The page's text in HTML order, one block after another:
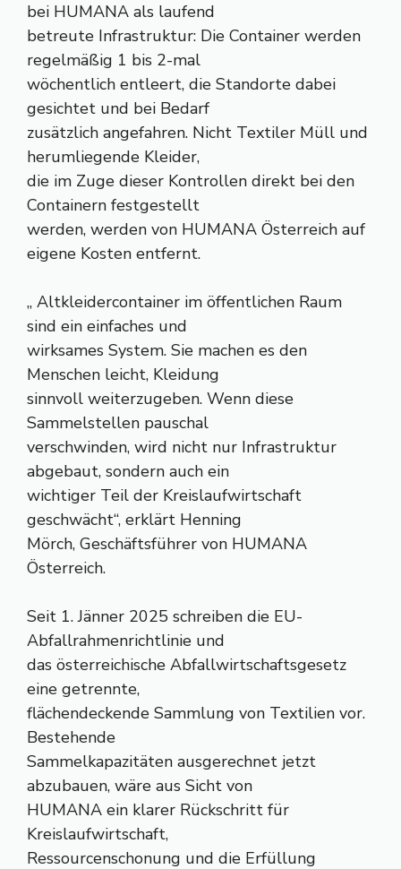
bei HUMANA als laufend
betreute Infrastruktur: Die Container werden
regelmäßig 1 bis 2-mal
wöchentlich entleert, die Standorte dabei
gesichtet und bei Bedarf
zusätzlich angefahren. Nicht Textiler Müll und
herumliegende Kleider,
die im Zuge dieser Kontrollen direkt bei den
Containern festgestellt
werden, werden von HUMANA Österreich auf
eigene Kosten entfernt.
„ Altkleidercontainer im öffentlichen Raum
sind ein einfaches und
wirksames System. Sie machen es den
Menschen leicht, Kleidung
sinnvoll weiterzugeben. Wenn diese
Sammelstellen pauschal
verschwinden, wird nicht nur Infrastruktur
abgebaut, sondern auch ein
wichtiger Teil der Kreislaufwirtschaft
geschwächt“, erklärt Henning
Mörch, Geschäftsführer von HUMANA
Österreich.
Seit 1. Jänner 2025 schreiben die EU-
Abfallrahmenrichtlinie und
das österreichische Abfallwirtschaftsgesetz
eine getrennte,
flächendeckende Sammlung von Textilien vor.
Bestehende
Sammelkapazitäten ausgerechnet jetzt
abzubauen, wäre aus Sicht von
HUMANA ein klarer Rückschritt für
Kreislaufwirtschaft,
Ressourcenschonung und die Erfüllung